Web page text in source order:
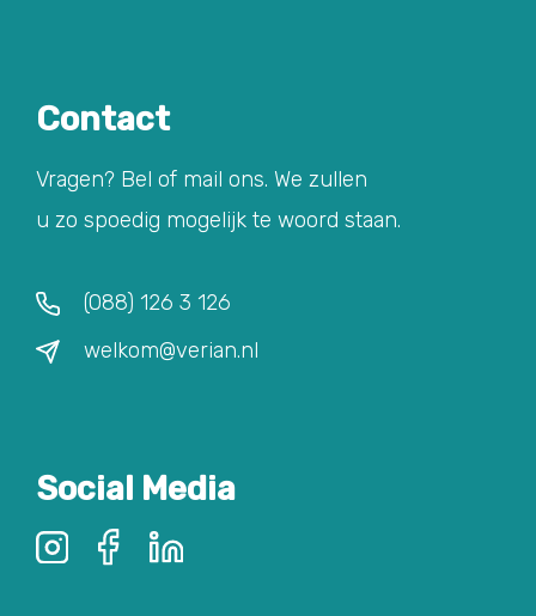
Contact
Vragen? Bel of mail ons. We zullen
u zo spoedig mogelijk te woord staan.
(088) 126 3 126
welkom@verian.nl
Social Media